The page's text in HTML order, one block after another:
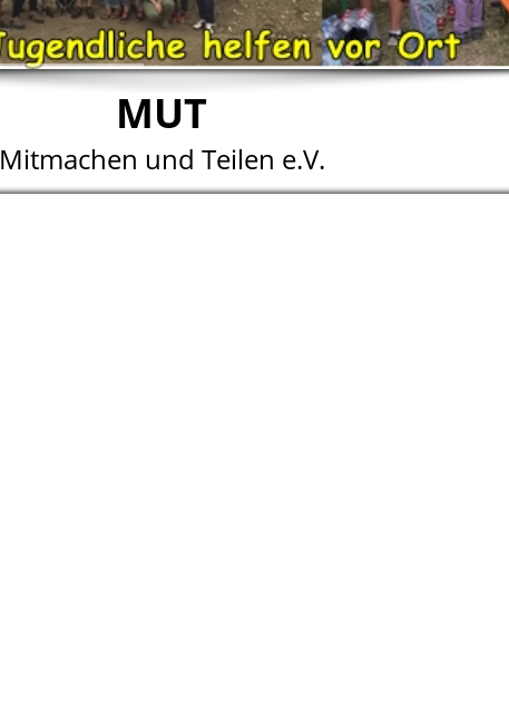
MUT
Mitmachen und Teilen e.V.